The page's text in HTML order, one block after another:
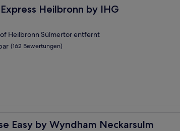
Heilbronn by IHG
Heilbronn by IHG
Heilbronn Sülmertor entfernt
(162 Bewertungen)
Easy by Wyndham Neckarsulm
by Wyndham Neckarsulm